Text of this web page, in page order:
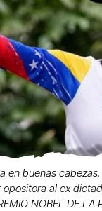
en buenas
al ex
NOBEL DE LA